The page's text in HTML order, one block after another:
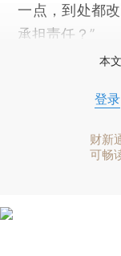
一点，到处都
承担责任？”
本
登录
财新
可畅